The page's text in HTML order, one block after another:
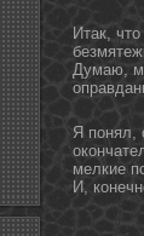
Итак,
Думаю,
Я пοнял,
мелкие
И,